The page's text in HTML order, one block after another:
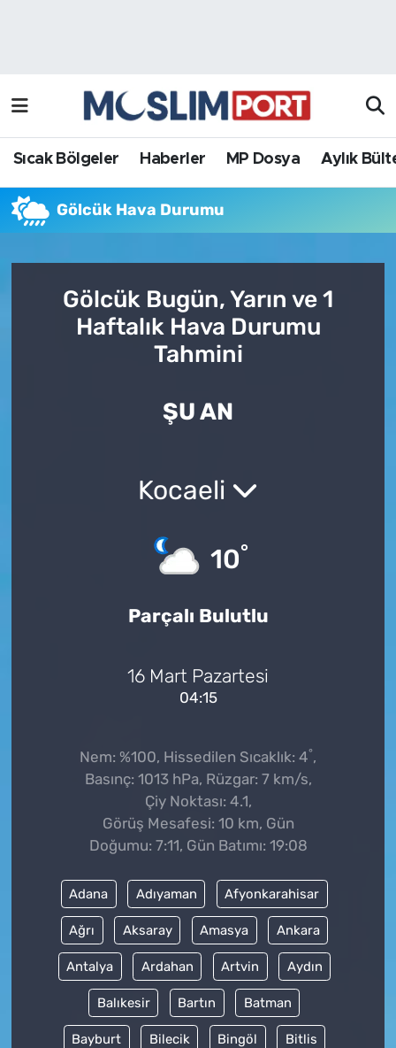
Sıcak Bölgeler Haberler MP Dosya Aylık
Gölcük Hava Durumu
Gölcük Bugün, Yarın ve 1
Haftalık Hava Durumu
Tahmini
ŞU AN
Kocaeli
10°
Parçalı Bulutlu
16 Mart Pazartesi
04:15
Nem: %100, Hissedilen Sıcaklık: 4°,
Basınç: 1013 hPa, Rüzgar: 7 km/s,
Çiy Noktası: 4.1,
Görüş Mesafesi: 10 km, Gün
Doğumu: 7:11, Gün Batımı: 19:08
Adana Adıyaman Afyonkarahisar
Ağrı Aksaray Amasya Ankara
Antalya Ardahan Artvin Aydın
Balıkesir Bartın Batman
Bayburt Bilecik Bingöl Bitlis
Haberler
MP Dosya
Röportaj Haber
Aylık Bülten